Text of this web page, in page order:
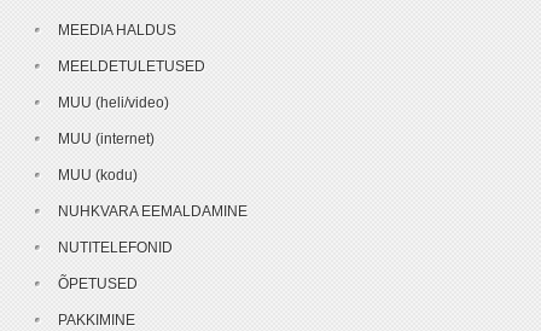
MEEDIA HALDUS
MEELDETULETUSED
MUU (heli/video)
MUU (internet)
MUU (kodu)
NUHKVARA EEMALDAMINE
NUTITELEFONID
ÕPETUSED
PAKKIMINE